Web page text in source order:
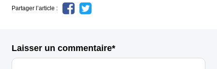
Partager l’article :
Laisser un commentaire*